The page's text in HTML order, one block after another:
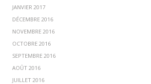
JANVIER 2017
DÉCEMBRE 2016
NOVEMBRE 2016
OCTOBRE 2016
SEPTEMBRE 2016
AOÛT 2016
JUILLET 2016